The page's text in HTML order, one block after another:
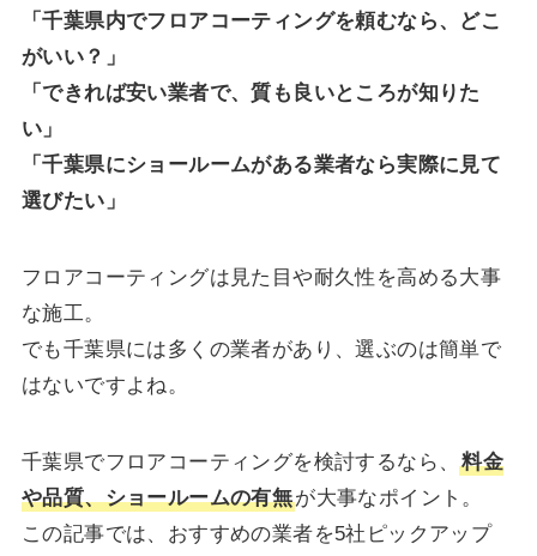
「千葉県内でフロアコーティングを頼むなら、どこ
がいい？」
「できれば安い業者で、質も良いところが知りた
い」
「千葉県にショールームがある業者なら実際に見て
選びたい」
フロアコーティングは見た目や耐久性を高める大事
な施工。
でも千葉県には多くの業者があり、選ぶのは簡単で
はないですよね。
千葉県でフロアコーティングを検討するなら、料金
や品質、ショールームの有無が大事なポイント。
この記事では、おすすめの業者を5社ピックアップ